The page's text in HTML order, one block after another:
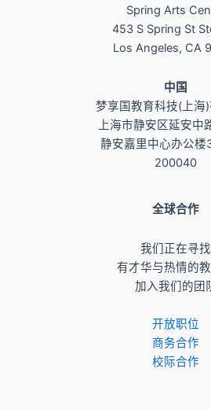
Spring Arts
453 S Spring St
Los Angeles, CA
​中国
梦享国教育科技(上海)
上海市静安区延安中
静安嘉里中心办公楼
200040
全球合作
我们正在寻找
有才华与热情的
加入我们的团
开放职位
商务合作
校际合作